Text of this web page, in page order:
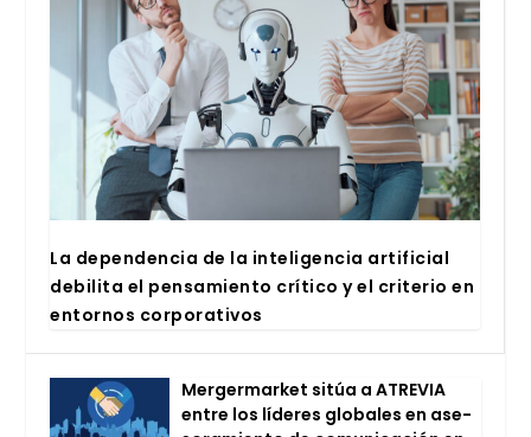
La depen­den­cia de la inte­li­gen­cia arti­fi­cial
debi­li­ta el pen­sa­mien­to crí­ti­co y el cri­te­rio en
entor­nos cor­po­ra­ti­vos
Mer­ger­mar­ket sitúa a ATRE­VIA
entre los líde­res glo­ba­les en ase­